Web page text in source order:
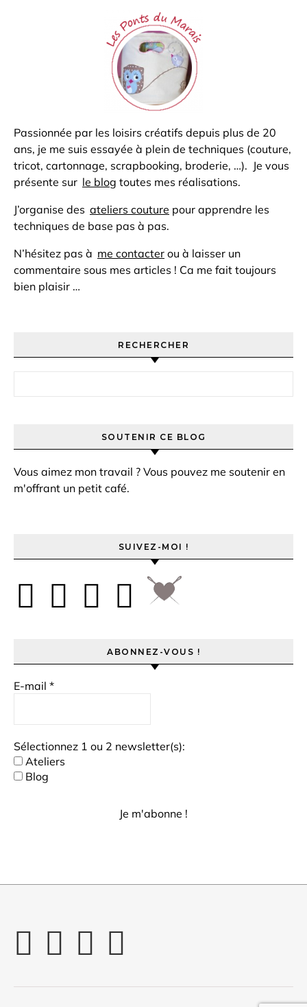
Passionnée par les loisirs créatifs depuis plus de 20
ans, je me suis essayée à plein de techniques (couture,
tricot, cartonnage, scrapbooking, broderie, …). Je vous
présente sur le blog toutes mes réalisations.
J’organise des ateliers couture pour apprendre les
techniques de base pas à pas.
N’hésitez pas à me contacter ou à laisser un
commentaire sous mes articles ! Ca me fait toujours
bien plaisir …
RECHERCHER
SOUTENIR CE BLOG
Vous aimez mon travail ? Vous pouvez me soutenir en
m'offrant un petit café.
SUIVEZ-MOI !
ABONNEZ-VOUS !
E-mail *
Sélectionnez 1 ou 2 newsletter(s):
Ateliers
Blog